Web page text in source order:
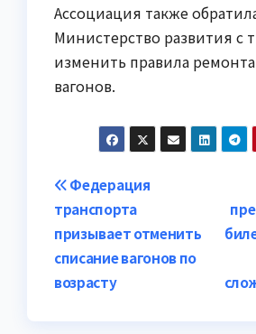
Ассоциация также
Министерство развития с
изменить правила
вагонов.
Навигация
по
записям
Федерация
транспорта
призывает отменить
списание вагонов по
возрасту